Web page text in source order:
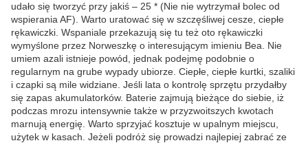
udało się tworzyć przy jakiś – 25 * (Nie nie wytrzymał bolec od
wspierania AF). Warto uratować się w szczęśliwej cesze, ciepłe
rękawiczki. Wspaniale przekazują się tu też oto rękawiczki
wymyślone przez Norweszkę o interesującym imieniu Bea. Nie
umiem azali istnieje powód, jednak podejmę podobnie o
regularnym na grube wypady ubiorze. Ciepłe, ciepłe kurtki, szaliki
i czapki są mile widziane. Jeśli lata o kontrolę sprzętu przydałby
się zapas akumulatorków. Baterie zajmują bieżące do siebie, iż
podczas mrozu intensywnie także w przyzwoitszych kwotach
marnują energię. Warto sprzyjać kosztuje w upalnym miejscu,
użytek w kasach. Jeżeli podróż się prowadzi najlepiej zabrać ze